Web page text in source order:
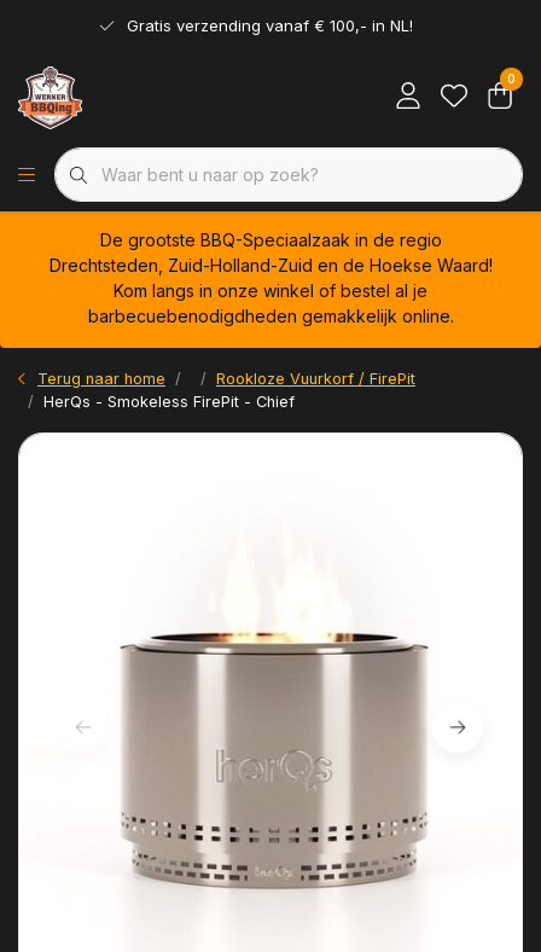
Gratis verzending vanaf € 100,- in NL!
0
De grootste BBQ-Speciaalzaak in de regio
Drechtsteden, Zuid-Holland-Zuid en de Hoekse Waard!
Kom langs in onze winkel of bestel al je
barbecuebenodigdheden gemakkelijk online.
Terug naar home
Rookloze Vuurkorf / FirePit
HerQs - Smokeless FirePit - Chief